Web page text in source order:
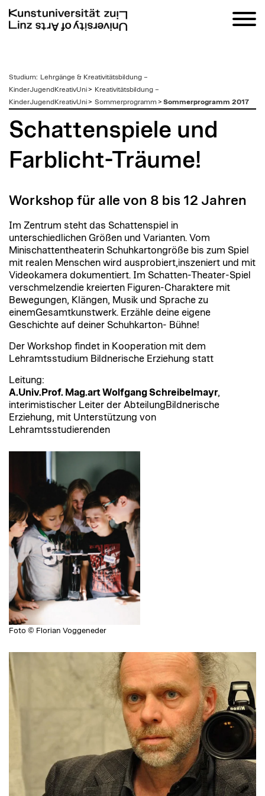
zum
Inhalt
Studium: Lehrgänge & Kreativitätsbildung –
KinderJugendKreativUni> Kreativitätsbildung –
KinderJugendKreativUni> Sommerprogramm > Sommerprogramm 2017
Schattenspiele und
Farblicht-Träume!
Workshop für alle von 8 bis 12 Jahren
Im Zentrum steht das Schattenspiel in
unterschiedlichen Größen und Varianten. Vom
Minischattentheaterin Schuhkartongröße bis zum Spiel
mit realen Menschen wird ausprobiert,inszeniert und mit
Videokamera dokumentiert. Im Schatten-Theater-Spiel
verschmelzendie kreierten Figuren-Charaktere mit
Bewegungen, Klängen, Musik und Sprache zu
einemGesamtkunstwerk. Erzähle deine eigene
Geschichte auf deiner Schuhkarton- Bühne!
Der Workshop findet in Kooperation mit dem
Lehramtsstudium Bildnerische Erziehung statt
Leitung:
A.Univ.Prof. Mag.art Wolfgang Schreibelmayr,
interimistischer Leiter der AbteilungBildnerische
Erziehung, mit Unterstützung von
Lehramtsstudierenden
Foto © Florian Voggeneder